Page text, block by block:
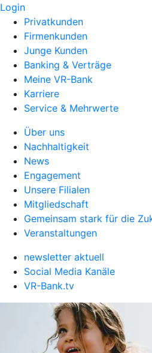
Login
Privatkunden
Firmenkunden
Junge Kunden
Banking & Verträge
Meine VR-Bank
Karriere
Service & Mehrwerte
Über uns
Nachhaltigkeit
News
Engagement
Unsere Filialen
Mitgliedschaft
Gemeinsam stark für die
Veranstaltungen
newsletter aktuell
Social Media Kanäle
VR-Bank.tv